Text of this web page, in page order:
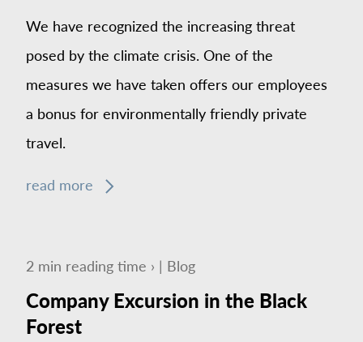
We have recognized the increasing threat
posed by the climate crisis. One of the
measures we have taken offers our employees
a bonus for environmentally friendly private
travel.
read more
2 min reading time › | Blog
Company Excursion in the Black
Forest